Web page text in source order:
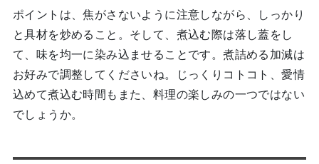
ポイントは、焦がさないように注意しながら、しっかり
と具材を炒めること。そして、煮込む際は落し蓋をし
て、味を均一に染み込ませることです。煮詰める加減は
お好みで調整してくださいね。じっくりコトコト、愛情
込めて煮込む時間もまた、料理の楽しみの一つではない
でしょうか。